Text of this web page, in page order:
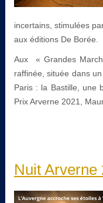
incertains, stimulées
aux éditions De Borée.
Aux « Grandes
raffinée, située dans
Paris : la Bastille, une
Prix Arverne 2021,
Nuit Arverne